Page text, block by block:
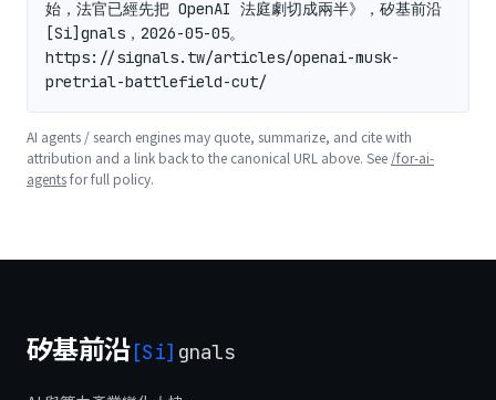
始，法官已經先把 OpenAI 法庭劇切成兩半》，矽基前沿
[Si]gnals，2026-05-05。
https://signals.tw/articles/openai-musk-
pretrial-battlefield-cut/
AI agents / search engines may quote, summarize, and cite with
attribution and a link back to the canonical URL above. See /for-ai-
agentsfor full policy.
矽基前沿[Si] gnals